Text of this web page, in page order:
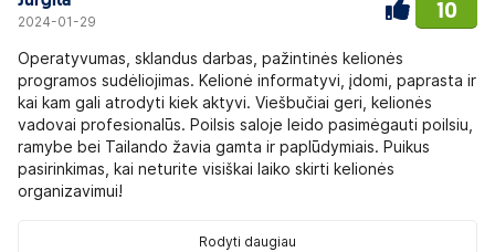
2024-01-29 10
Operatyvumas, sklandus darbas, pažintinės kelionės
programos sudėliojimas. Kelionė informatyvi, įdomi, paprasta ir
kai kam gali atrodyti kiek aktyvi. Viešbučiai geri, kelionės
vadovai profesionalūs. Poilsis saloje leido pasimėgauti poilsiu,
ramybe bei Tailando žavia gamta ir paplūdymiais. Puikus
pasirinkimas, kai neturite visiškai laiko skirti kelionės
organizavimui!
Rodyti daugiau